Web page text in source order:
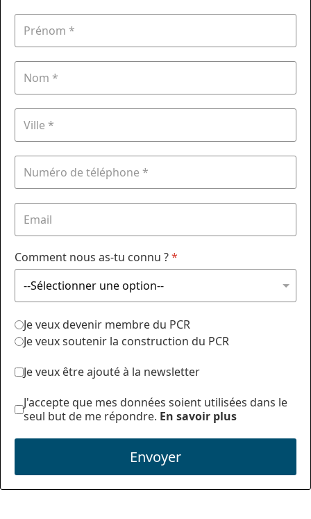
Comment nous as-tu connu ?*
Je veux devenir membre du PCR
Je veux soutenir la construction du PCR
Je veux être ajouté à la newsletter
J'accepte que mes données soient utilisées dans le
seul but de me répondre. En savoir plus
Envoyer